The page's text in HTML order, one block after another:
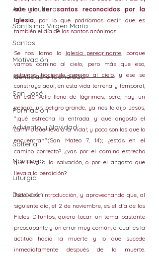
Arte y cultura
Santísima Virgen María
Santos
Motivación
Identidad e idoneidad
San José
Formación
Adviento y Navidad
Soltería
Noviazgo
Liturgia
Devoción
aún sin ser santos reconocidos por la
Iglesia, por lo que podríamos decir que es
también el día de los santos anónimos.
Se nos llama la Iglesia peregrinante, porque
estamos haciendo camino al cielo, y ese se
construye aquí, en esta vida terrena y temporal,
en este valle lleno de lágrimas; pero, hay un
peligro, un peligro grande, ya nos lo dijo Jesús,
"¡qué estrecha la entrada y qué angosto el
camino que lleva a la Vida!; y poco son los que lo
encuentran"(San Mateo 7, 14); ¿estás en el
camino correcto? ¿vas por el camino estrecho
que lleva a la salvación, o por el angosto que
lleva a la perdición?
Toda esta introducción, y aprovechando que, al
siguiente día, el 2 de noviembre, es el día de los
Fieles Difuntos, quiero tocar un tema bastante
preocupante y un error muy común, el cual es la
actitud hacia la muerte y lo que sucede